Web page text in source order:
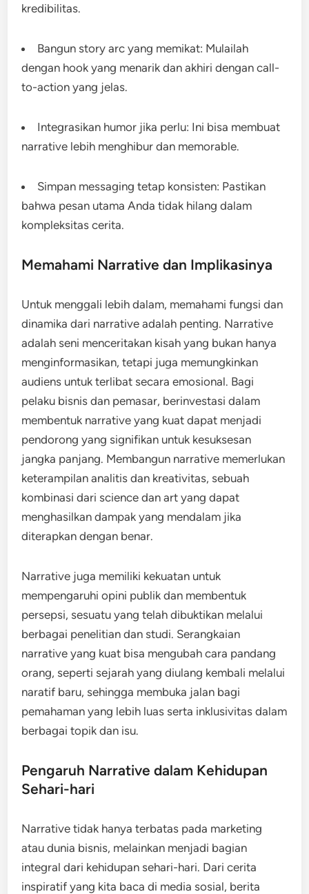
kredibilitas.
Bangun story arc yang memikat: Mulailah
dengan hook yang menarik dan akhiri dengan call-
to-action yang jelas.
Integrasikan humor jika perlu: Ini bisa membuat
narrative lebih menghibur dan memorable.
Simpan messaging tetap konsisten: Pastikan
bahwa pesan utama Anda tidak hilang dalam
kompleksitas cerita.
Memahami Narrative dan Implikasinya
Untuk menggali lebih dalam, memahami fungsi dan
dinamika dari narrative adalah penting. Narrative
adalah seni menceritakan kisah yang bukan hanya
menginformasikan, tetapi juga memungkinkan
audiens untuk terlibat secara emosional. Bagi
pelaku bisnis dan pemasar, berinvestasi dalam
membentuk narrative yang kuat dapat menjadi
pendorong yang signifikan untuk kesuksesan
jangka panjang. Membangun narrative memerlukan
keterampilan analitis dan kreativitas, sebuah
kombinasi dari science dan art yang dapat
menghasilkan dampak yang mendalam jika
diterapkan dengan benar.
Narrative juga memiliki kekuatan untuk
mempengaruhi opini publik dan membentuk
persepsi, sesuatu yang telah dibuktikan melalui
berbagai penelitian dan studi. Serangkaian
narrative yang kuat bisa mengubah cara pandang
orang, seperti sejarah yang diulang kembali melalui
naratif baru, sehingga membuka jalan bagi
pemahaman yang lebih luas serta inklusivitas dalam
berbagai topik dan isu.
Pengaruh Narrative dalam Kehidupan
Sehari-hari
Narrative tidak hanya terbatas pada marketing
atau dunia bisnis, melainkan menjadi bagian
integral dari kehidupan sehari-hari. Dari cerita
inspiratif yang kita baca di media sosial, berita